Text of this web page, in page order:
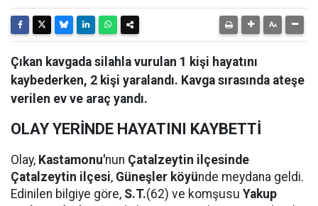
Çıkan kavgada silahla vurulan 1 kişi hayatını
kaybederken, 2 kişi yaralandı. Kavga sırasında ateşe
verilen ev ve araç yandı.
OLAY YERİNDE HAYATINI KAYBETTİ
Olay, Kastamonu'nun Çatalzeytin ilçesinde
Çatalzeytin ilçesi, Güneşler köyünde meydana geldi.
Edinilen bilgiye göre, S.T.(62) ve komşusu Yakup